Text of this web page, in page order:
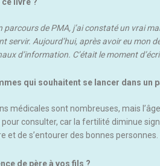
parcours de PMA, j’ai constaté un vrai
servir. Aujourd’hui, après avoir eu mon
d’information. C’était le moment
qui souhaitent se lancer dans un
médicales sont nombreuses, mais
consulter, car la fertilité diminue
et de s’entourer des bonnes personnes.
de père à vos fils ?